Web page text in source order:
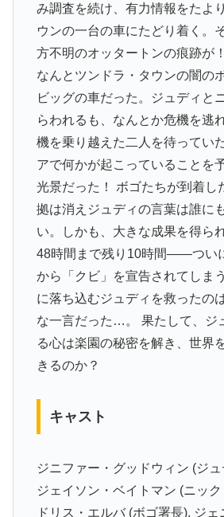
み調査を続け、有力情報をたよ
ウンの一台の車にたどり着く。
方不明のオッタートンの痕跡が
なんとツンドラ・タウンの闇の
ビッグの車だった。ジュディと
らわれるも、なんとか危機を逃
機を乗り越えた二人を待ってい
アで何かが起こっていることを
光景だった！ ボゴたちが到着し
拠は消えジュディの言葉は誰に
い。しかも、大きな成果を得ら
48時間まで残り10時間――つい
から「クビ」を宣告されてしま
に落ち込むジュディを救ったの
な一言だった…。 果たして、ジ
る心は楽園の秘密を解き、世界
きるのか？
キャスト
ジニファー・グッドウィン (ジ
ジェイソン・ベイトマン (ニッ
ドリス・エルバ (ボゴ署長), ジェ